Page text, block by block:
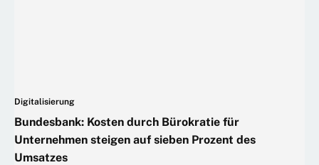
Digitalisierung
Bundesbank: Kosten durch Bürokratie für
Unternehmen steigen auf sieben Prozent des
Umsatzes